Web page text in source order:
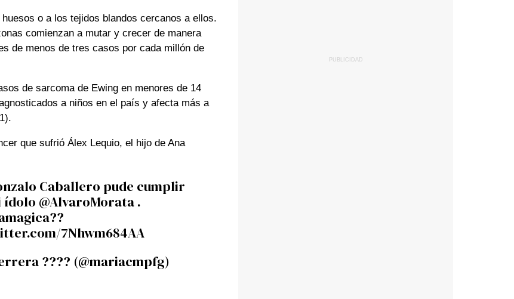
o a los tejidos blandos cercanos a ellos.
comienzan a mutar y crecer de manera
de menos de tres casos por cada millón de
de sarcoma de Ewing en menores de 14
a niños en el país y afecta más a
que sufrió Álex Lequio, el hijo de Ana
Caballero pude cumplir
ídolo @AlvaroMorata .
??
7Nhwm684AA
???? (@mariacmpfg)